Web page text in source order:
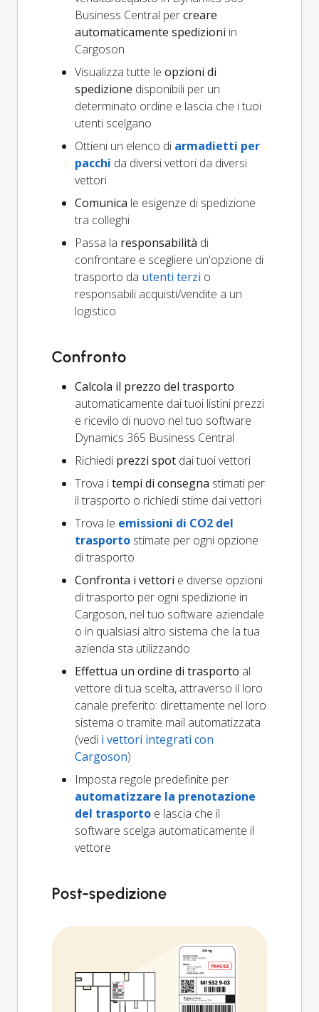
Business Central percreare
automaticamente spedizioni in
Cargoson
Visualizza tutte le opzioni di
spedizione disponibili per un
determinato ordine e lascia che i tuoi
utenti scelgano
Ottieni un elenco di armadietti per
pacchi da diversi vettori da diversi
vettori
Comunica le esigenze di spedizione
tra colleghi
Passa la responsabilità di
confrontare e scegliere un'opzione di
trasporto da utenti terzi o
responsabili acquisti/vendite a un
logistico
Confronto
Calcola il prezzo del trasporto
automaticamente dai tuoi listini prezzi
e ricevilo di nuovo nel tuo software
Dynamics 365 Business Central
Richiedi prezzi spot dai tuoi vettori
Trova itempi di consegna stimati per
il trasporto o richiedi stime dai vettori
Trova le emissioni di CO2 del
trasporto stimate per ogni opzione
di trasporto
Confronta i vettori e diverse opzioni
di trasporto per ogni spedizione in
Cargoson, nel tuo software aziendale
o in qualsiasi altro sistema che la tua
azienda sta utilizzando
Effettua un ordine di trasporto al
vettore di tua scelta, attraverso il loro
canale preferito: direttamente nel loro
sistema o tramite mail automatizzata
(vedi i vettori integrati con
Cargoson)
Imposta regole predefinite per
automatizzare la prenotazione
del trasporto e lascia che il
software scelga automaticamente il
vettore
Post-spedizione